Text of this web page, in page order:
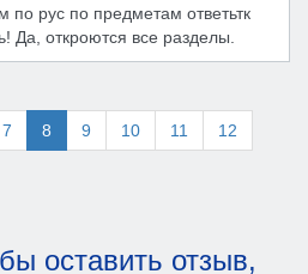
по рус по предметам ответьтк
Да, откроются все разделы.
7 8 9 10 11 12
оставить отзыв,